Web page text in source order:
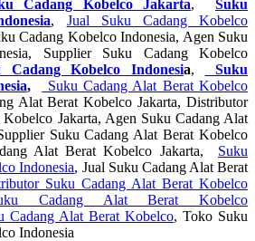
Cadang Kobelco Jakarta, Suku
, Jual Suku Cadang Kobelco
Cadang Kobelco Indonesia, Agen Suku
Supplier Suku Cadang Kobelco
Cadang Kobelco Indonesia,
Suku
,
Suku Cadang Alat Berat Kobelco
Alat Berat Kobelco Jakarta, Distributor
Jakarta, Agen Suku Cadang Alat
Suku Cadang Alat Berat Kobelco
Alat Berat Kobelco Jakarta, Suku
Indonesia, Jual Suku Cadang Alat Berat
Suku Cadang Alat Berat Kobelco
Cadang Alat Berat Kobelco
Cadang Alat Berat Kobelco, Toko Suku
Indonesia